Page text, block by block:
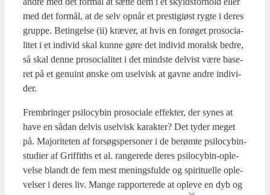
med det for­mål, at de selv opnår et pre­sti­gi­øst ryg­te i deres
grup­pe. Betin­gel­se (ii) kræ­ver, at hvis en for­ø­get pro­so­ci­a­
li­tet i et indi­vid skal kun­ne gøre det indi­vid moralsk bed­re,
så skal den­ne pro­so­ci­a­li­tet i det mind­ste del­vist være base­
ret på et genu­int ønske om usel­visk at gav­ne andre indi­vi­
der.
Frem­brin­ger psi­lo­cy­bin pro­so­ci­a­le effek­ter, der synes at
have en sådan del­vis usel­visk karak­ter? Det tyder meget
på. Majo­ri­te­ten af for­søgs­per­so­ner i de berøm­te psi­lo­cy­bin-
stu­di­er af Grif­fit­hs et al. ran­ge­re­de deres psi­lo­cy­bin-ople­
vel­se blandt de fem mest menings­ful­de og spi­ri­tu­el­le ople­
vel­ser i deres liv. Man­ge rap­por­te­re­de at ople­ve en dyb og